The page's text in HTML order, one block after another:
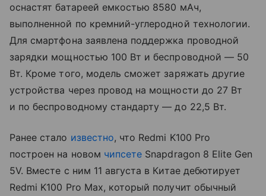
оснастят батареей емкостью 8580 мАч,
выполненной по кремний-углеродной технологии.
Для смартфона заявлена поддержка проводной
зарядки мощностью 100 Вт и беспроводной — 50
Вт. Кроме того, модель сможет заряжать другие
устройства через провод на мощности до 27 Вт
и по беспроводному стандарту — до 22,5 Вт.
Ранее стало известно, что Redmi K100 Pro
построен на новом чипсете Snapdragon 8 Elite Gen
5V. Вместе с ним 11 августа в Китае дебютирует
Redmi K100 Pro Max, который получит обычный